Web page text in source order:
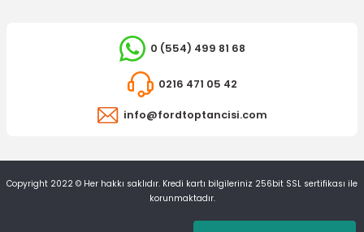
0 (554) 499 81 68
0216 471 05 42
info@fordtoptancisi.com
Copyright 2022 © Her hakkı saklıdır. Kredi kartı bilgileriniz 256bit SSL sertifikası ile
korunmaktadır.